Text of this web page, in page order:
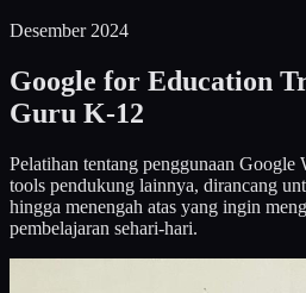
Desember 2024
Google for Education
Guru K-12
Pelatihan tentang penggunaan Google
tools pendukung lainnya, dirancang
hingga menengah atas yang ingin
pembelajaran sehari-hari.